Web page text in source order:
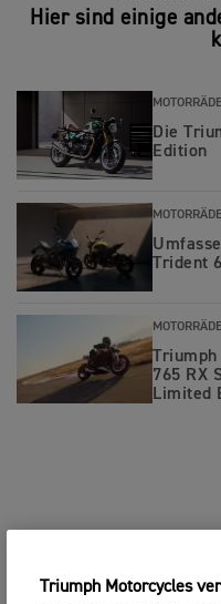
Hier sind einige
Die
Edition
Trident
765 RX
Limited
Triumph Motorcycles